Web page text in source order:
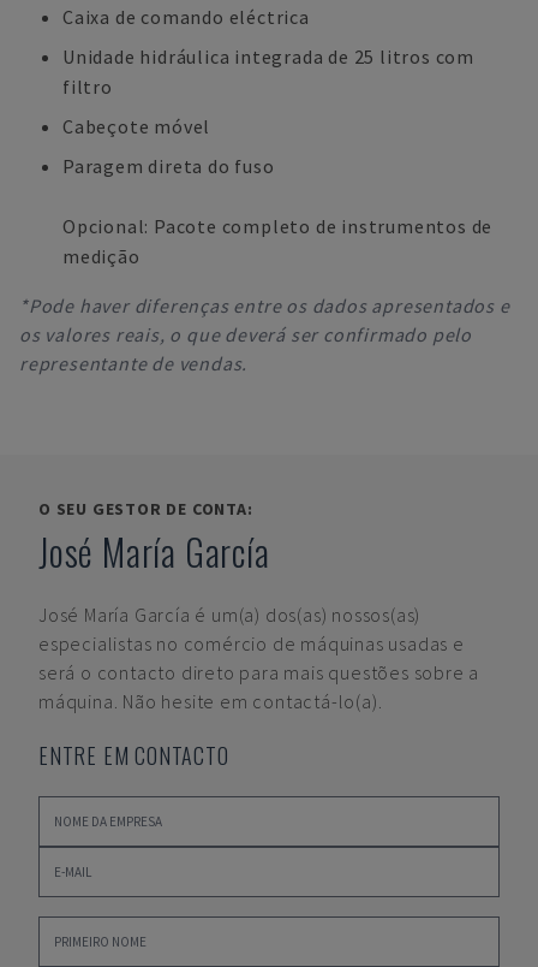
Caixa de comando eléctrica
Unidade hidráulica integrada de 25 litros com
filtro
Cabeçote móvel
Paragem direta do fuso
Opcional: Pacote completo de instrumentos de
medição
*Pode haver diferenças entre os dados apresentados e
os valores reais, o que deverá ser confirmado pelo
representante de vendas.
O SEU GESTOR DE CONTA:
José María García
José María García é um(a) dos(as) nossos(as)
especialistas no comércio de máquinas usadas e
será o contacto direto para mais questões sobre a
máquina. Não hesite em contactá-lo(a).
ENTRE EM CONTACTO